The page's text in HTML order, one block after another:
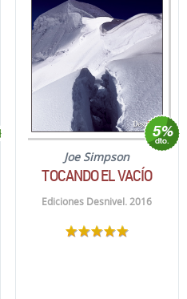
Joe Simpson
TOCANDO EL VACÍO
Ediciones Desnivel. 2016